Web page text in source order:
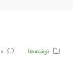
نوشته‌ها 0